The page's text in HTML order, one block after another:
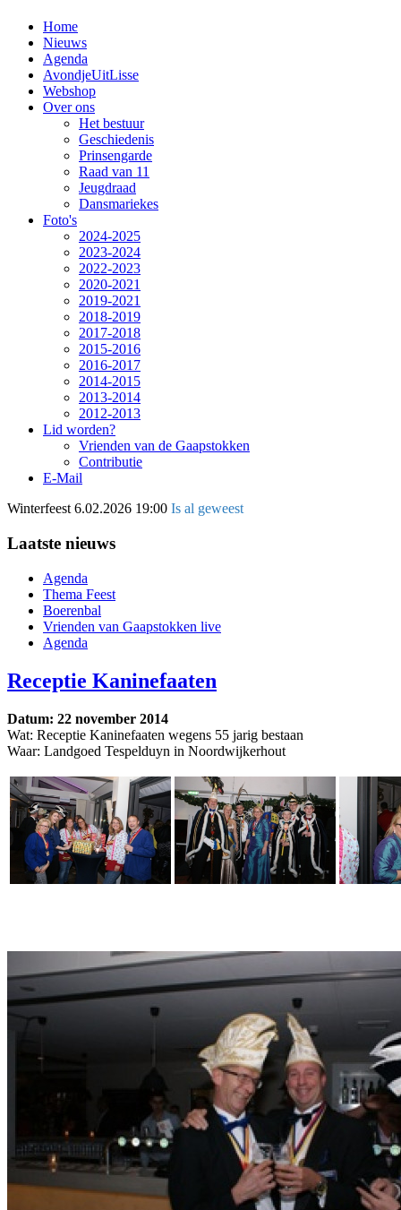
Home
Nieuws
Agenda
AvondjeUitLisse
Webshop
Over ons
Het bestuur
Geschiedenis
Prinsengarde
Raad van 11
Jeugdraad
Dansmariekes
Foto's
2024-2025
2023-2024
2022-2023
2020-2021
2019-2021
2018-2019
2017-2018
2015-2016
2016-2017
2014-2015
2013-2014
2012-2013
Lid worden?
Vrienden van de Gaapstokken
Contributie
E-Mail
Winterfeest 6.02.2026 19:00 Is al geweest
Laatste nieuws
Agenda
Thema Feest
Boerenbal
Vrienden van Gaapstokken live
Agenda
Receptie Kaninefaaten
Datum: 22 november 2014
Wat: Receptie Kaninefaaten wegens 55 jarig bestaan
Waar: Landgoed Tespelduyn in Noordwijkerhout